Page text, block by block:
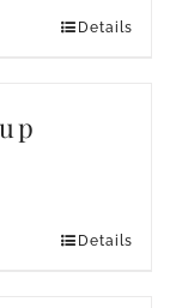
Details
Details